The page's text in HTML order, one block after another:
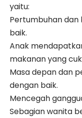
yaitu:
Pertumbuhan
baik.
Anak
makanan yang
Masa depan dan
dengan baik.
Mencegah
Sebagian wanita